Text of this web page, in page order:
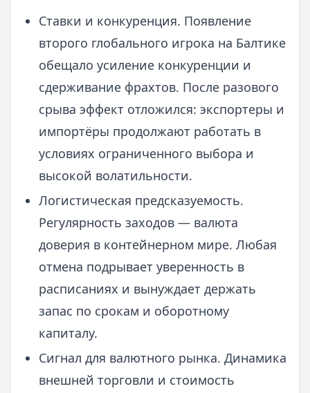
Ставки и конкуренция. Появление
второго глобального игрока на Балтике
обещало усиление конкуренции и
сдерживание фрахтов. После разового
срыва эффект отложился: экспортеры и
импортёры продолжают работать в
условиях ограниченного выбора и
высокой волатильности.
Логистическая предсказуемость.
Регулярность заходов — валюта
доверия в контейнерном мире. Любая
отмена подрывает уверенность в
расписаниях и вынуждает держать
запас по срокам и оборотному
капиталу.
Сигнал для валютного рынка. Динамика
внешней торговли и стоимость